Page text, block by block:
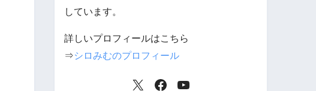
しています。
詳しいプロフィールはこちら
⇒シロみむのプロフィール